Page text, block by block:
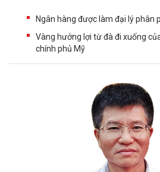
Ngân hàng được làm đại lý phân
Vàng hưởng lợi từ đà đi xuống
chính phủ Mỹ